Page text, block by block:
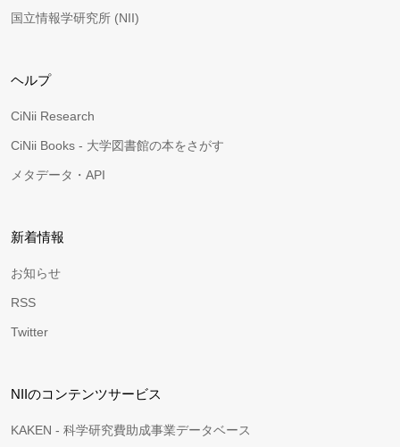
国立情報学研究所 (NII)
ヘルプ
CiNii Research
CiNii Books - 大学図書館の本をさがす
メタデータ・API
新着情報
お知らせ
RSS
Twitter
NIIのコンテンツサービス
KAKEN - 科学研究費助成事業データベース